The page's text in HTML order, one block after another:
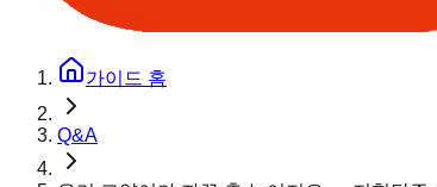
가이드 홈
Q&A